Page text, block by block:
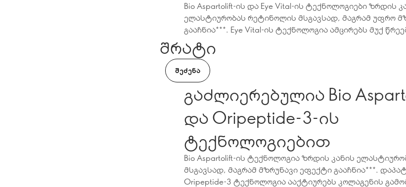
Bio Aspartolift-ის და Eye Vital-ის ტექნოლოგიები ზრდის
ელასტიურობას რეტინოლის მსგავსად, მაგრამ უფრო
გააჩნია***. Eye Vital-ის ტექნოლოგია ამცირებს მუქ
შრატი
ᲨᲔᲫᲔᲜᲐ
გაძლიერებულია Bio
და Oripeptide-3-ის
ტექნოლოგიებით
Bio Aspartolift-ის ტექნოლოგია ზრდის კანის
მსგავსად, მაგრამ მზრუნავი ეფექტი გააჩნია***.
Oripeptide-3 ტექნოლოგია ააქტიურებს კოლაგენის